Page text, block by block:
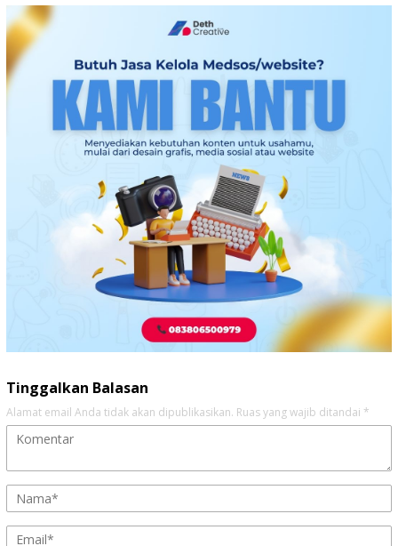
Tinggalkan Balasan
Alamat email Anda tidak akan dipublikasikan. Ruas yang wajib ditandai *